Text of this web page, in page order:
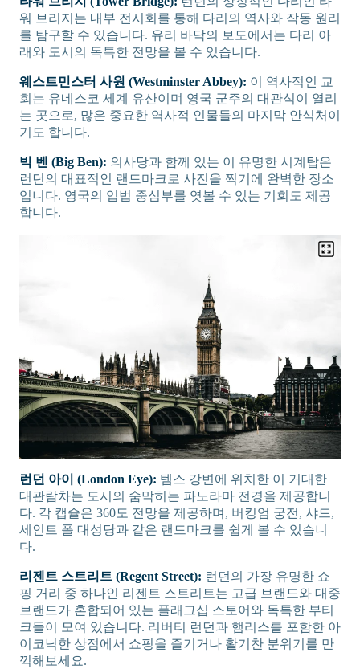
워 브리지는 내부 전시회를 통해 다리의 역사와 작동 원리
를 탐구할 수 있습니다. 유리 바닥의 보도에서는 다리 아
래와 도시의 독특한 전망을 볼 수 있습니다.
웨스트민스터 사원 (Westminster Abbey): 이 역사적인 교
회는 유네스코 세계 유산이며 영국 군주의 대관식이 열리
는 곳으로, 많은 중요한 역사적 인물들의 마지막 안식처이
기도 합니다.
빅 벤 (Big Ben): 의사당과 함께 있는 이 유명한 시계탑은
런던의 대표적인 랜드마크로 사진을 찍기에 완벽한 장소
입니다. 영국의 입법 중심부를 엿볼 수 있는 기회도 제공
합니다.
런던 아이 (London Eye): 템스 강변에 위치한 이 거대한
대관람차는 도시의 숨막히는 파노라마 전경을 제공합니
다. 각 캡슐은 360도 전망을 제공하며, 버킹엄 궁전, 샤드,
세인트 폴 대성당과 같은 랜드마크를 쉽게 볼 수 있습니
다.
리젠트 스트리트 (Regent Street): 런던의 가장 유명한 쇼
핑 거리 중 하나인 리젠트 스트리트는 고급 브랜드와 대중
브랜드가 혼합되어 있는 플래그십 스토어와 독특한 부티
크들이 모여 있습니다. 리버티 런던과 햄리스를 포함한 아
이코닉한 상점에서 쇼핑을 즐기거나 활기찬 분위기를 만
끽해보세요.